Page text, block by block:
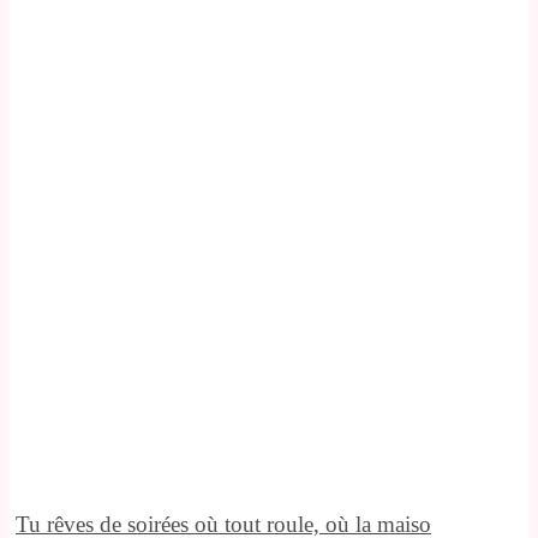
Tu rêves de soirées où tout roule, où la maiso